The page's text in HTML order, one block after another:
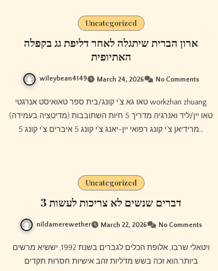
Uncategorized
ארון הברית שיתגלה לאחר דליפת גג בקפלה
האתיופית
wileybean4149 March 24, 2026 No Comments
טאו גא צ’י קונג/בית ספר טאואיסט אנרגטי workzhan zhuang
(מדיטציה בעמידה) טאו יין/ליד ואנרגיה מדריך 5 חיות השתובבות
מרידיאן צ’י קונג רפואי יין-יאנג צ’י קונג 5 איברים צ’י קונג 5…
Uncategorized
3 דברים שנשים לא צריכות לעשות
nildamerewether March 22, 2026 No Comments
ויטאלי שרבו, אלופת הכלים לגברים בשנת 1992, יששיא מרשים
ביותר.הוא זכה בשש מדליות זהב אישיות חסרות תקדים